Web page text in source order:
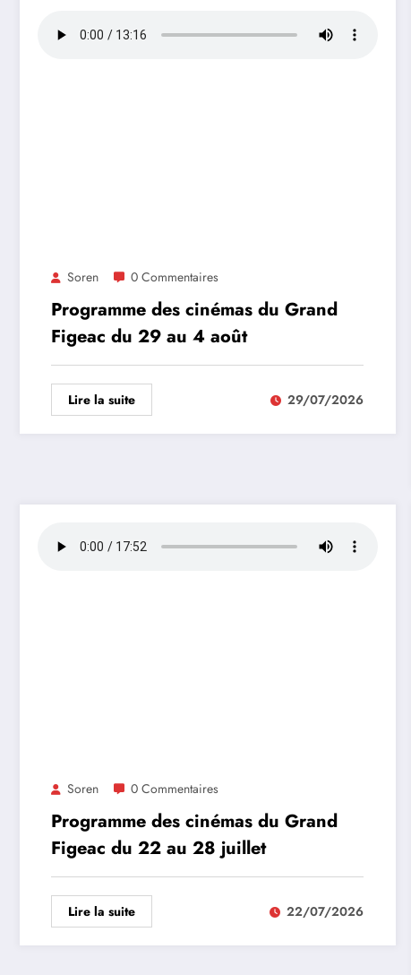
Soren 0 Commentaires
Programme des cinémas du Grand
Figeac du 29 au 4 août
Lire la suite 29/07/2026
Soren 0 Commentaires
Programme des cinémas du Grand
Figeac du 22 au 28 juillet
Lire la suite 22/07/2026